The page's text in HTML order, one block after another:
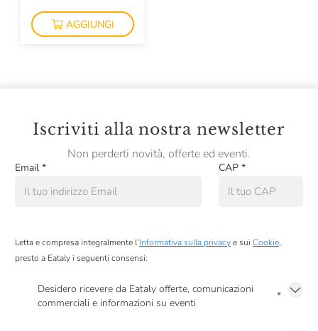
AGGIUNGI
Iscriviti alla nostra newsletter
Non perderti novità, offerte ed eventi.
Email * CAP *
Letta e compresa integralmente l’Informativa sulla privacye sui Cookie,
presto a Eataly i seguenti consensi:
Desidero ricevere da Eataly offerte, comunicazioni
commerciali e informazioni su eventi
*